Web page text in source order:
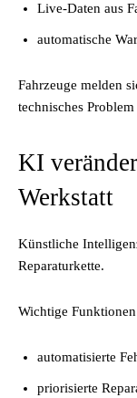
Live-Daten aus
automatische
Fahrzeuge melden
technisches Problem
KI
Werkstatt
Künstliche
Reparaturkette.
Wichtige
automatisierte
priorisierte